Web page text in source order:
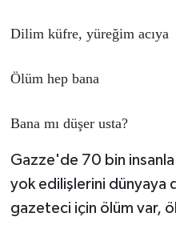
Dilim küfre, yüreğim acıya
Ölüm hep bana
Bana mı düşer usta?
Gazze'de 70 bin insanla
yok edilişlerini dünyaya
gazeteci için ölüm var,